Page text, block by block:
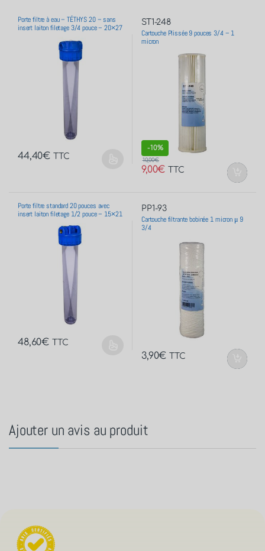
Porte filtre à eau – TÉTHYS 20 – sans
insert laiton filetage 3/4 pouce – 20×27
44,40€ TTC
ST1-248
Cartouche Plissée 9 pouces 3/4 – 1
micron
-10%
9,00€
10,00€
TTC
Porte filtre standard 20 pouces avec
insert laiton filetage 1/2 pouce – 15×21
48,60€ TTC
PP1-93
Cartouche filtrante bobinée 1 micron μ 9
3/4
3,90€ TTC
Ajouter un avis au produit